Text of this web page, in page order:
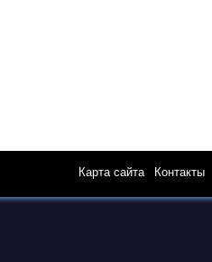
Карта сайта| Контакты